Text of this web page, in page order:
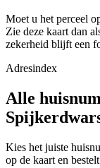
Moet u het perceel
Zie deze kaart dan
zekerheid blijft een
Adresindex
Alle
Kies het juiste
op de kaart en